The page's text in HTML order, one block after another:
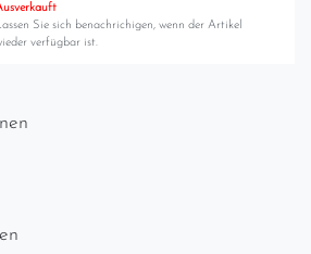
Sie sich benachrichigen, wenn der Artikel
verfügbar ist.